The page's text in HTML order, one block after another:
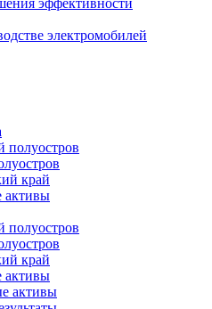
эффективности
электромобилей
полуостров
край
активы
полуостров
край
активы
активы